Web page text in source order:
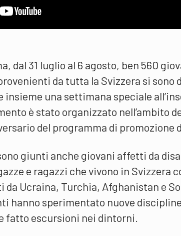
dal 31 luglio al 6 agosto, ben 560
da tutta la Svizzera si
insieme una settimana speciale
è stato organizzato nell’ambito
del programma di promozione
giunti anche giovani affetti da
e ragazzi che vivono in Svizzera
da Ucraina, Turchia, Afghanistan e
hanno sperimentato nuove
fatto escursioni nei dintorni.